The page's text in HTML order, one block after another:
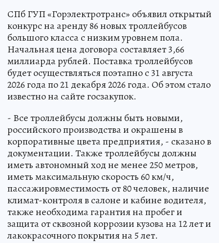
СПб ГУП «Горэлектротранс» объявил открытый
конкурс на аренду 86 новых троллейбусов
большого класса с низким уровнем пола.
Начальная цена договора составляет 3,66
миллиарда рублей. Поставка троллейбусов
будет осуществляться поэтапно с 31 августа
2026 года по 21 декабря 2026 года. Об этом стало
известно на сайте госзакупок.
- Все троллейбусы должны быть новыми,
российского производства и окрашены в
корпоративные цвета предприятия, - сказано в
документации. Также троллейбусы должны
иметь автономный ход не менее 250 метров,
иметь максимальную скорость 60 км/ч,
пассажировместимость от 80 человек, наличие
климат-контроля в салоне и кабине водителя,
также необходима гарантия на пробег и
защита от сквозной коррозии кузова на 12 лет и
лакокрасочного покрытия на 5 лет.